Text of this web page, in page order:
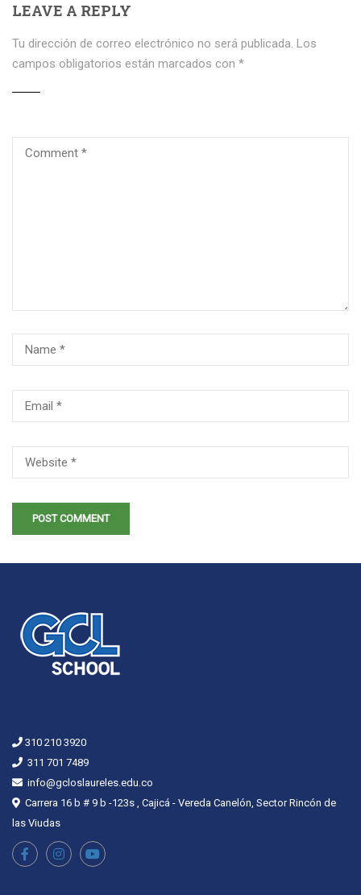
LEAVE A REPLY
Tu dirección de correo electrónico no será publicada. Los
campos obligatorios están marcados con *
310 210 3920
311 701 7489
info@gcloslaureles.edu.co
Carrera 16 b # 9 b -123s , Cajicá - Vereda Canelón, Sector Rincón de
las Viudas